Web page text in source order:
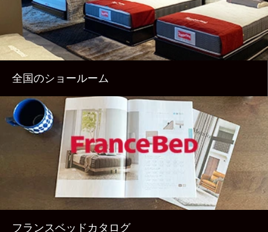
全国のショールーム
フランスベッドカタログ